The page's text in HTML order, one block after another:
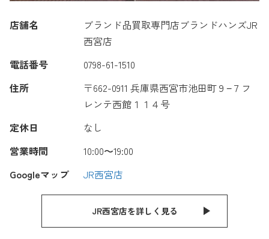
店舗名
ブランド品買取専門店ブランドハンズJR
西宮店
電話番号
0798-61-1510
住所
〒662-0911 兵庫県西宮市池田町９−７フ
レンテ西館１１４号
定休日
なし
営業時間
10:00〜19:00
Googleマップ
JR西宮店
JR西宮店を詳しく見る